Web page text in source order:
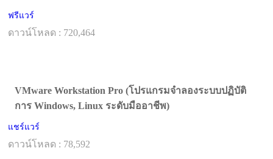
ฟรีแวร์
ดาวน์โหลด : 720,464
VMware Workstation Pro (โปรแกรมจำลองระบบปฏิบัติ
การ Windows, Linux ระดับมืออาชีพ)
แชร์แวร์
ดาวน์โหลด : 78,592